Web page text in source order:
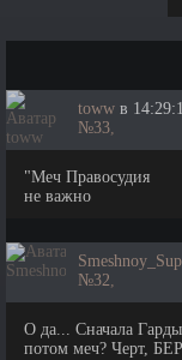
toww в
№33,
"Меч Правосудия
не важно
№32,
О да... Сначала
потом меч? Черт,